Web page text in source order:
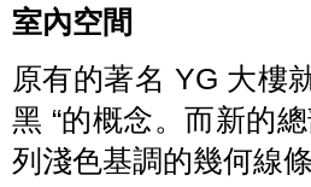
室內空間
原有的著名 YG 大樓
黑 “的概念。而新的
列淺色基調的幾何線